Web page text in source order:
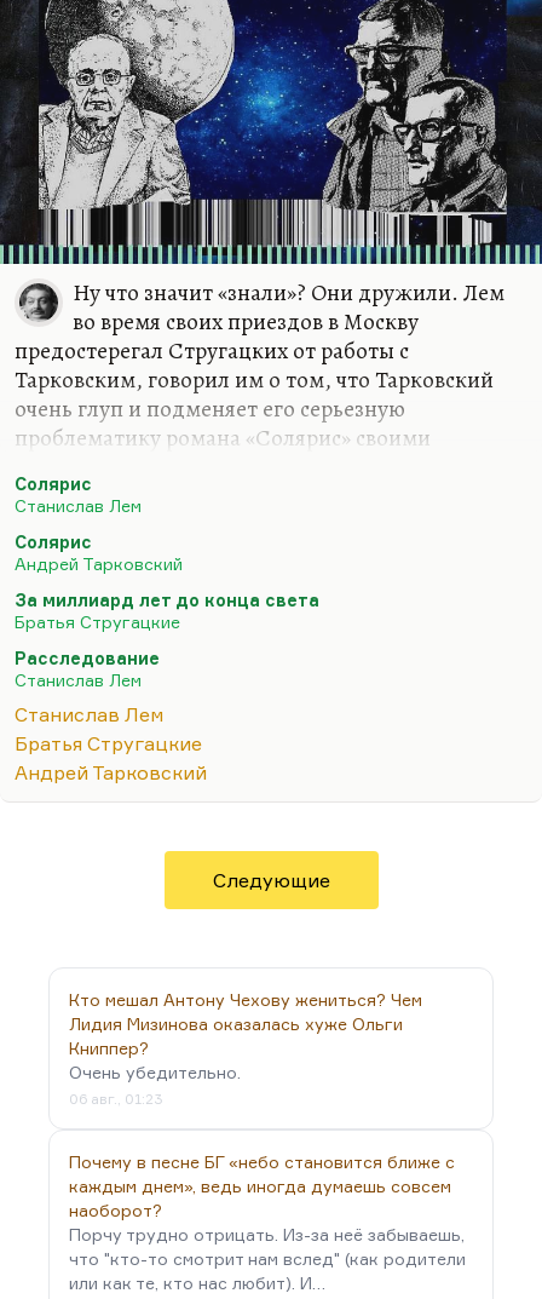
передает…
Ну что значит «знали»? Они дружили. Лем
во время своих приездов в Москву
предостерегал Стругацких от работы с
Тарковским, говорил им о том, что Тарковский
очень глуп и подменяет его серьезную
проблематику романа «Солярис» своими
установками. Он видел в нем безнадежного
Но Лем и Стругацкие, безусловно, находились в
ситуации взаимного влияния. Я думаю, что
«Насморк» и «Рукопись, найденная в ванне»
повлияли на поздних Стругацких, в особенности
на «За миллиард лет…». Некоторые идеи
Стругацких, прежде всего пессимизм в
отношении Странников, я думаю, повлиял на
«Фиаско», повлиял на Лема, это невозможность
контакта. Стругацкие тоже всю…
Солярис
Станислав Лем
Солярис
Андрей Тарковский
За миллиард лет до конца света
Братья Стругацкие
Расследование
Станислав Лем
Станислав Лем
Братья Стругацкие
Андрей Тарковский
Следующие
Кто мешал Антону Чехову жениться? Чем
Лидия Мизинова оказалась хуже Ольги
Книппер?
Очень убедительно.
06 авг., 01:23
Почему в песне БГ «небо становится ближе с
каждым днем», ведь иногда думаешь совсем
наоборот?
Порчу трудно отрицать. Из-за неё забываешь,
что "кто-то смотрит нам вслед" (как родители
или как те, кто нас любит). И…